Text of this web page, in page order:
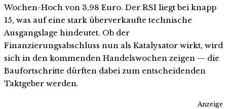
Wochen-Hoch von 3,98 Euro. Der RSI liegt bei knapp
15, was auf eine stark überverkaufte technische
Ausgangslage hindeutet. Ob der
Finanzierungsabschluss nun als Katalysator wirkt, wird
sich in den kommenden Handelswochen zeigen — die
Baufortschritte dürften dabei zum entscheidenden
Taktgeber werden.
Anzeige